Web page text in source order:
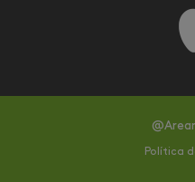
Política